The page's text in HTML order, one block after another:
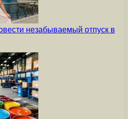
незабываемый отпуск в